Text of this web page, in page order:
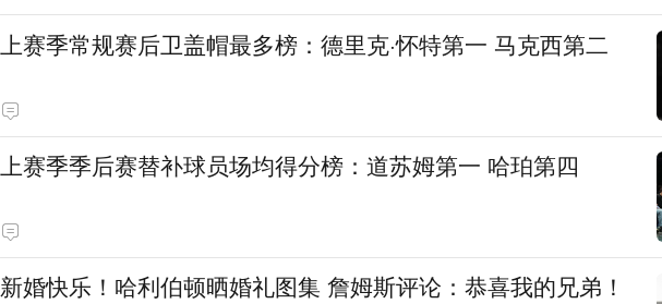
上赛季常规赛后卫盖帽最多榜：德里克·怀特第一 马克西第二
上赛季季后赛替补球员场均得分榜：道苏姆第一 哈珀第四
新婚快乐！哈利伯顿晒婚礼图集 詹姆斯评论：恭喜我的兄弟！